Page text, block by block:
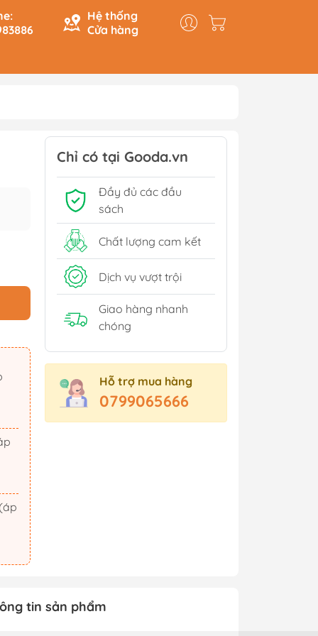
Hệ thống
Cửa hàng
Du Ký
Lịch Sử - Văn Hoá - Chính
Trị
Tâm Linh
Sách Tham Khảo Cấp 1
Sách Tham Khảo Cấp 2
Sách Ôn Thi Đại Học
Xem thêm
Triển
Xúc
Dục
Chỉ có tại Gooda.vn
Đầy đủ các đầu
sách
Chất lượng cam kết
Dịch vụ vượt trội
Giao hàng nhanh
chóng
Hỗ trợ mua hàng
0799065666
tin sản phẩm